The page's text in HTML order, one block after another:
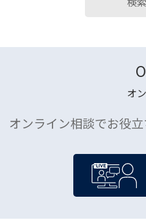
オ
オンライン相談でお役